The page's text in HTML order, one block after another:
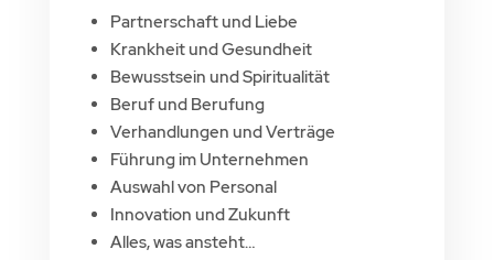
Partnerschaft und Liebe
Krankheit und Gesundheit
Bewusstsein und Spiritualität
Beruf und Berufung
Verhandlungen und Verträge
Führung im Unternehmen
Auswahl von Personal
Innovation und Zukunft
Alles, was ansteht…